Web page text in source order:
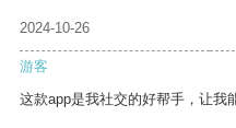
2024-10-26
游客
这款app是我社交的好帮手，让我